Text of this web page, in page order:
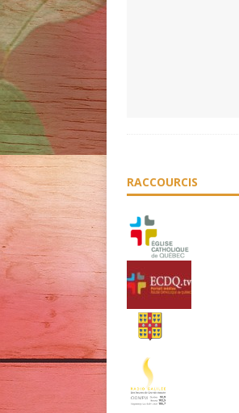
RACCOURCIS